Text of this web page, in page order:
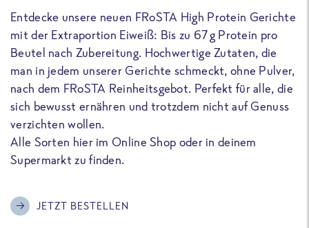
Entdecke unsere neuen FRoSTA High Protein Gerichte
mit der Extraportion Eiweiß: Bis zu 67 g Protein pro
Beutel nach Zubereitung. Hochwertige Zutaten, die
man in jedem unserer Gerichte schmeckt, ohne Pulver,
nach dem FRoSTA Reinheitsgebot. Perfekt für alle, die
sich bewusst ernähren und trotzdem nicht auf Genuss
verzichten wollen.
Alle Sorten hier im Online Shop oder in deinem
Supermarkt zu finden.
JETZT BESTELLEN